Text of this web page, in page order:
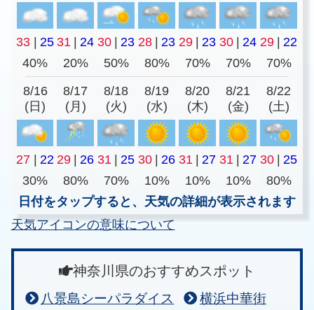
33 | 25 31 | 24 30 | 23 28 | 23 29 | 23 30 | 24 29 | 22
40%
20% 50% 80% 70% 70% 70%
8/16
(日)
8/17
(月)
8/18
(火)
8/19
(水)
8/20
(木)
8/21
(金)
8/22
(土)
27 | 22 29 | 26 31 | 25 30 | 26 31 | 27 31 | 27 30 | 25
30%
80% 70% 10% 10% 10%
80%
日付をタップすると、天気の詳細が表示されます
天気アイコンの意味について
神奈川県のおすすめスポット
八景島シーパラダイス
横浜中華街